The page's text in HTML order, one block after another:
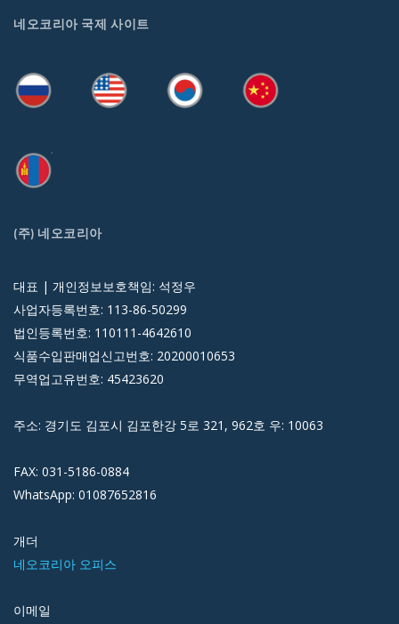
네오코리아 국제 사이트
(주) 네오코리아
대표 | 개인정보보호책임: 석정우
사업자등록번호: 113-86-50299
법인등록번호: 110111-4642610
식품수입판매업신고번호: 20200010653
무역업고유번호: 45423620
주소: 경기도 김포시 김포한강 5로 321, 962호 우: 10063
FAX: 031-5186-0884
WhatsApp: 01087652816
개더
네오코리아 오피스
이메일